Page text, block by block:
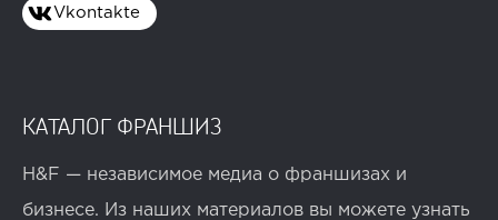
Vkontakte
КАТАЛОГ ФРАНШИЗ
H&F — независимое медиа о франшизах и
бизнесе. Из наших материалов вы можете узнать